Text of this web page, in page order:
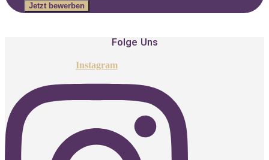
Jetzt bewerben
Folge Uns
Instagram